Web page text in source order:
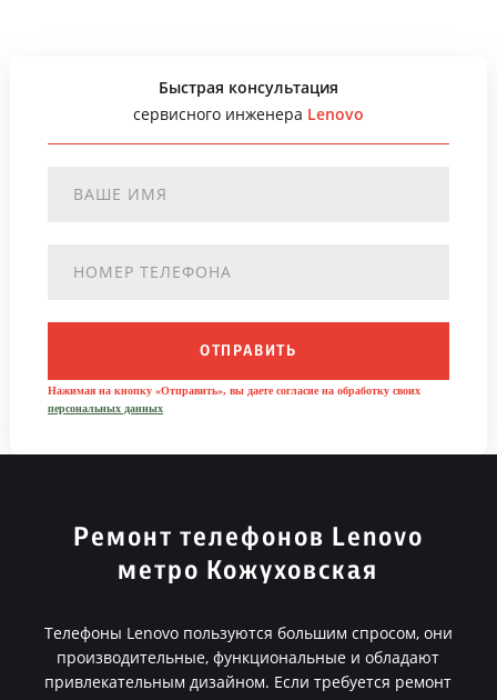
Быстрая консультация
сервисного инженера Lenovo
ОТПРАВИТЬ
Нажимая на кнопку «Отправить», вы даете согласие на обработку своих
персональных данных
Ремонт телефонов Lenovo
метро Кожуховская
Телефоны Lenovo пользуются большим спросом, они
производительные, функциональные и обладают
привлекательным дизайном. Если требуется ремонт